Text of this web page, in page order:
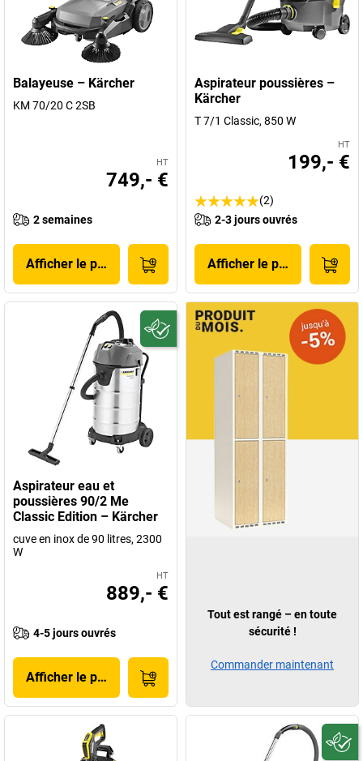
Balayeuse – Kärcher
KM 70/20 C 2SB
HT
749,- €
2 semaines
Afficher le produit
Aspirateur poussières –
Kärcher
T 7/1 Classic, 850 W
HT
199,- €
(2)
2-3 jours ouvrés
Afficher le produit
Aspirateur eau et
poussières 90/2 Me
Classic Edition – Kärcher
cuve en inox de 90 litres, 2300
W
HT
889,- €
4-5 jours ouvrés
Afficher le produit
Tout est rangé – en toute
sécurité !
Commander maintenant